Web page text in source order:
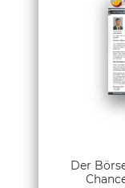
Der